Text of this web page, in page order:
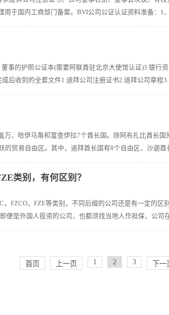
于国内工商部门备案。BVI公司公证认证资料准备：1
事的护照公证本(需要阿联酋驻北京大使馆认证)3.银行
后收到的全套文件1.迪拜公司注册证书2.迪拜公司章程3.
万、哈伊马角和富查伊拉7个酋长国。除阿布扎比酋长
贸易自由区。其中，迪拜酋长国有8个自由区，沙迦酋
类别，有何区别？
FZCO，FZE等类别，不同后缀的公司还是有一定的
便是外国人投资的公司，也都须找当地人作担保，公司
首页 上一页 1 2 3 下一